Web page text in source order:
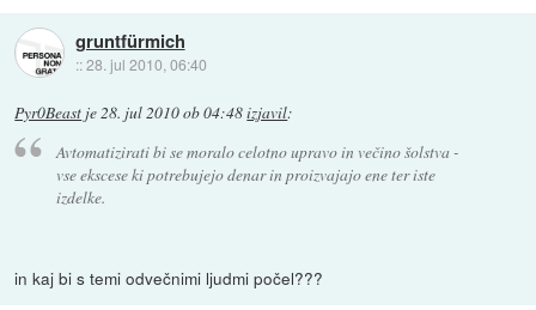
gruntfürmich
::28. jul 2010, 06:40
Pyr0Beast je28. jul 2010 ob 04:48izjavil:
Avtomatizirati bi se moralo celotno upravo in večino šolstva -
vse ekscese ki potrebujejo denar in proizvajajo ene ter iste
izdelke.
in kaj bi s temi odvečnimi ljudmi počel???